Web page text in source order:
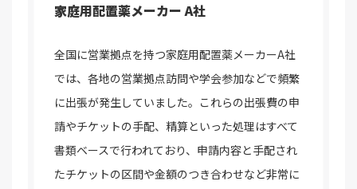
家庭用配置薬メーカー A社
全国に営業拠点を持つ家庭用配置薬メーカーA社
では、各地の営業拠点訪問や学会参加などで頻繁
に出張が発生していました。これらの出張費の申
請やチケットの手配、精算といった処理はすべて
書類ベースで行われており、申請内容と手配され
たチケットの区間や金額のつき合わせなど非常に